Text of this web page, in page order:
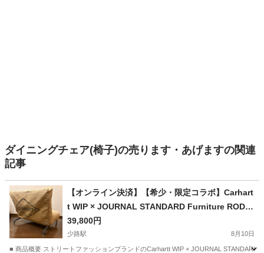
ダイニングチェア(椅子)の売ります・あげますの関連
記事
【オンライン決済】【希少・限定コラボ】Carhart
t WIP × JOURNAL STANDARD Furniture RODE
Z CHAIR ソファ
39,800円
少路駅 8月10日
■ 商品概要 ストリートファッションブランドのCarhartt WIP × JOURNAL